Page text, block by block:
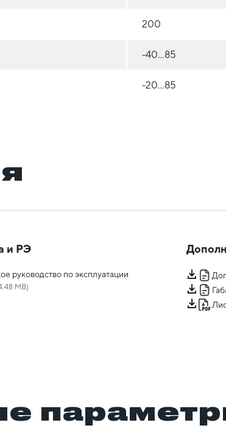
200
-40…85
-20…85
и РЭ
руководство по эксплуатации
MB)